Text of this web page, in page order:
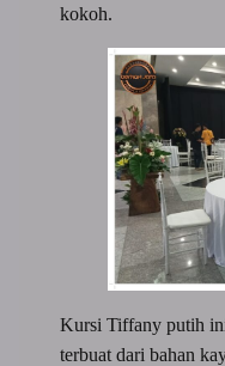
kokoh.
Kursi Tiffany putih
terbuat dari bahan